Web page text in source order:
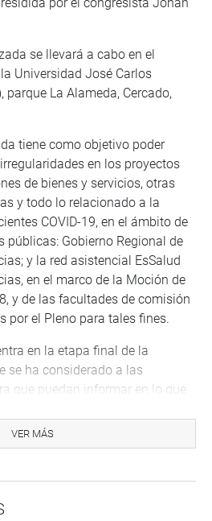
por el congresista Johan
se llevará a cabo en el
Universidad José Carlos
La Alameda, Cercado,
tiene como objetivo poder
en los proyectos
de bienes y servicios, otras
y todo lo relacionado a la
COVID-19, en el ámbito de
públicas: Gobierno Regional de
y la red asistencial EsSalud
en el marco de la Moción de
y de las facultades de comisión
por el Pleno para tales fines.
en la etapa final de la
se ha considerado a las
que puedan informar en lo que
sesión descentralizada son las
VER MÁS